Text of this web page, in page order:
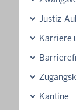
Justiz-
Karriere
Kantine